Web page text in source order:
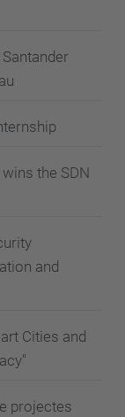
the SDN
and
Cities and
projectes